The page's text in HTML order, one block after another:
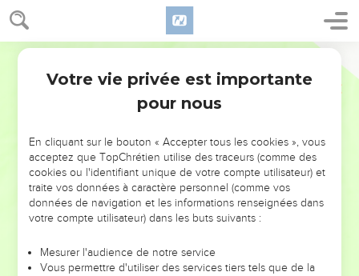
NE MANQUEZ PAS L’ÉVÉNEMENT
DE L’ANNÉE !
ET SI LEURS ERREURS POUVAIENT VOUS ÉVITER LES
VOTRES ?
leur foi ou leur vision. Mais on voit moins les doutes, les erreurs
et les saisons difficiles qu'ils ont traversés, alors même que ce
Votre vie privée est importante
pour nous
En cliquant sur le bouton « Accepter tous les cookies », vous
acceptez que TopChrétien utilise des traceurs (comme des
cookies ou l'identifiant unique de votre compte utilisateur) et
traite vos données à caractère personnel (comme vos
données de navigation et les informations renseignées dans
votre compte utilisateur) dans les buts suivants :
Mesurer l'audience de notre service
Vous permettre d'utiliser des services tiers tels que de la